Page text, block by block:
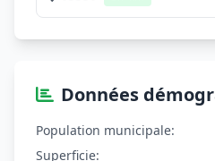
Données
Population municipale:
Superficie: